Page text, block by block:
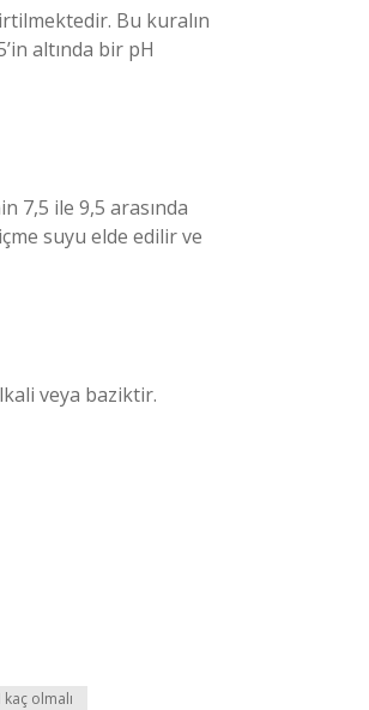
Bu kuralın
altında bir pH
7,5 ile 9,5 arasında
suyu elde edilir ve
veya baziktir.
olmalı